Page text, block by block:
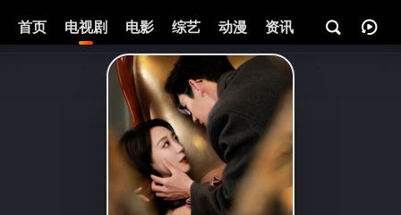
首页 电视剧 电影 综艺 动漫 资讯